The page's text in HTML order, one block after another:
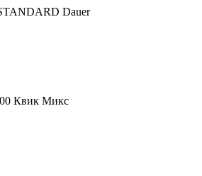
Dauer
Квик Микс